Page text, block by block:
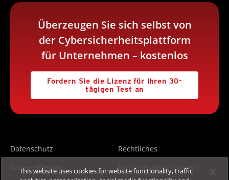
Überzeugen Sie sich selbst von
der Cybersicherheitsplattform
für Unternehmen – kostenlos
Fordern Sie die Lizenz für Ihren 30-
tägigen Test an
Datenschutz
Rechtliches
Barrierefreiheit
Nutzungsbedingungen
This website uses cookies for website functionality, traffic